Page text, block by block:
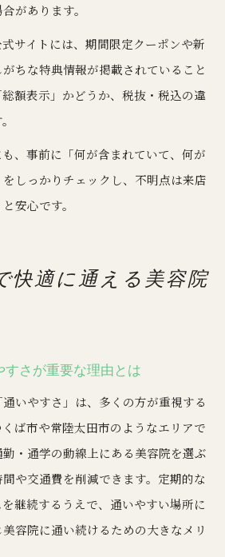
があります。
サイトには、期間限定クーポンや新
ちな特典情報が掲載されていること
額表示」かどうか、税抜・税込の違
、事前に「何が含まれていて、何が
しっかりチェックし、不明点は来店
安心です。
快適に通える美容院
すさが重要な理由とは
いやすさ」は、多くの方が重視する
ば市や常陸太田市のようなエリアで
・通学の動線上にある美容院を選ぶ
や交通費を削減できます。定期的な
継続するうえで、通いやすい場所に
容院に通い続けるための大きなメリ